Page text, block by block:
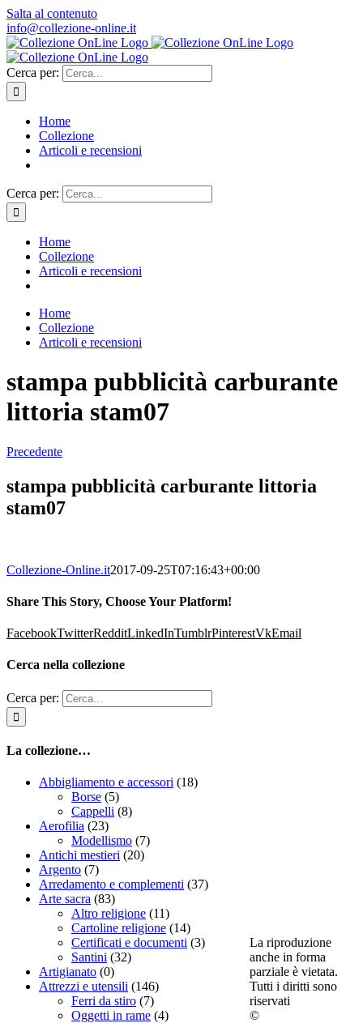
Salta al contenuto
info@collezione-online.it
Cerca per:
Home
Collezione
Articoli e recensioni
Cerca per:
Home
Collezione
Articoli e recensioni
Home
Collezione
Articoli e recensioni
stampa pubblicità carburante
littoria stam07
Precedente
stampa pubblicità carburante littoria
stam07
Collezione-Online.it2017-09-25T07:16:43+00:00
Share This Story, Choose Your Platform!
FacebookTwitterRedditLinkedInTumblrPinterestVkEmail
Cerca nella collezione
Cerca per:
La collezione…
Abbigliamento e accessori (18)
Borse (5)
Cappelli (8)
Aerofilia (23)
Modellismo (7)
Antichi mestieri (20)
Argento (7)
Arredamento e complementi (37)
Arte sacra (83)
Altro religione (11)
Cartoline religione (14)
Certificati e documenti (3)
Santini (32)
Artigianato (0)
Attrezzi e utensili (146)
Ferri da stiro (7)
Oggetti in rame (4)
La riproduzione
anche in forma
parziale è vietata.
Tutti i diritti sono
riservati
©